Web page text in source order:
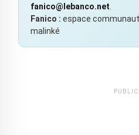
fanico@lebanco.net
Fanico : espace
malinké